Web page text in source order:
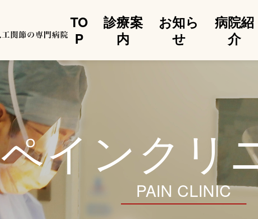
TO
P
診療案
内
お知ら
せ
病院紹
介
ペインクリ